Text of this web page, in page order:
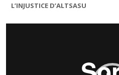
L’INJUSTICE D’ALTSASU
Lecteur